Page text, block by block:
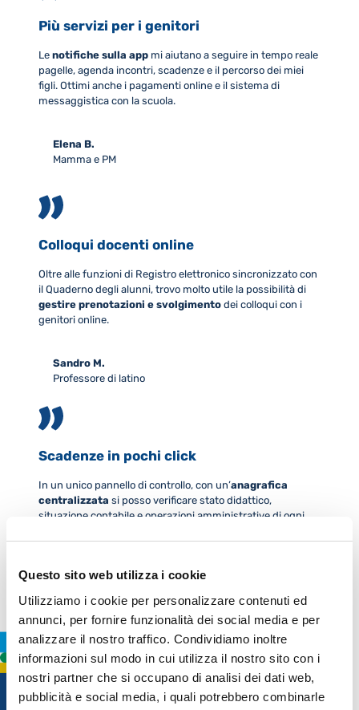
Questo sito web utilizza i cookie
Utilizziamo i cookie per personalizzare contenuti ed
annunci, per fornire funzionalità dei social media e per
analizzare il nostro traffico. Condividiamo inoltre
informazioni sul modo in cui utilizza il nostro sito con i
nostri partner che si occupano di analisi dei dati web,
pubblicità e social media, i quali potrebbero combinarle
Più servizi per i genitori
Lenotifiche sulla app mi aiutano a seguire in tempo reale
pagelle, agenda incontri, scadenze e il percorso dei miei
figli. Ottimi anche i pagamenti online e il sistema di
messaggistica con la scuola.
Elena B.
Mamma e PM
Colloqui docenti online
Oltre alle funzioni di Registro elettronico sincronizzato con
il Quaderno degli alunni, trovo molto utile la possibilità di
gestire prenotazioni e svolgimento dei colloqui con i
genitori online.
Sandro M.
Professore di latino
Scadenze in pochi click
In un unico pannello di controllo, con un’anagrafica
centralizzata si posso verificare stato didattico,
situazione contabile e operazioni amministrative di ogni
Alberta T.